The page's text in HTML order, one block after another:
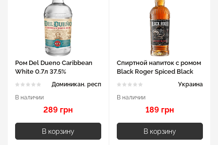
Ром Del Dueno Caribbean
White 0.7л 37.5%
Доминикан. респ
В наличии
289 грн
В корзину
Спиртной напиток с ромом
Black Roger Spiced Black
Украина
В наличии
189 грн
В корзину